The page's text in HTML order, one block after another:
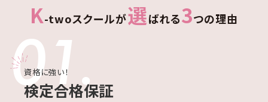
K-twoスクールが選ばれる3つの理由
01.
資格に強い！
検定合格保証